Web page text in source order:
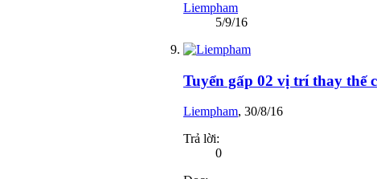
Liempham
5/9/16
Tuyển gấp 02 vị trí thay thế
Liempham, 30/8/16
Trả lời:
0